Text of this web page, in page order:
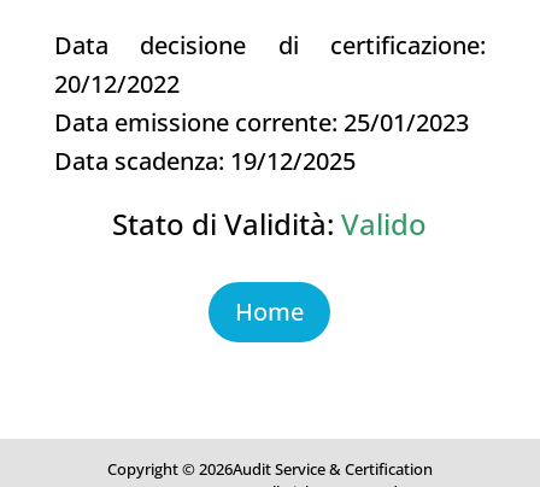
Data decisione di certificazione:
20/12/2022
Data emissione corrente: 25/01/2023
Data scadenza: 19/12/2025
Stato di Validità:Valido
Home
Copyright © 2026Audit Service & Certification